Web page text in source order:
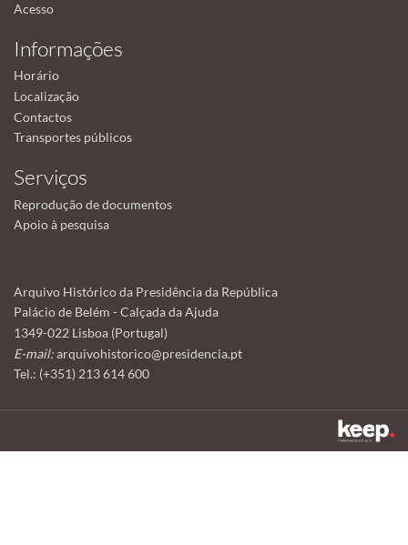
Acesso
Informações
Horário
Localização
Contactos
Transportes públicos
Serviços
Reprodução de documentos
Apoio à pesquisa
Arquivo Histórico da Presidência da República
Palácio de Belém - Calçada da Ajuda
1349-022 Lisboa (Portugal)
E-mail:arquivohistorico@presidencia.pt
Tel.: (+351) 213 614 600